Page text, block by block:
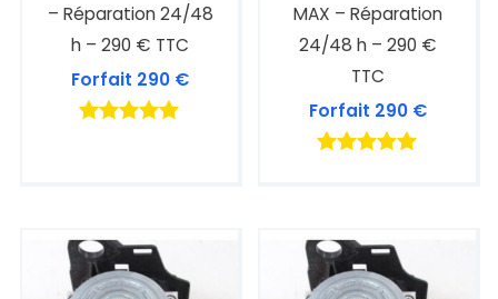
– Réparation 24/48
h – 290 € TTC
Forfait 290 €
MAX – Réparation
24/48 h – 290 €
TTC
Forfait 290 €